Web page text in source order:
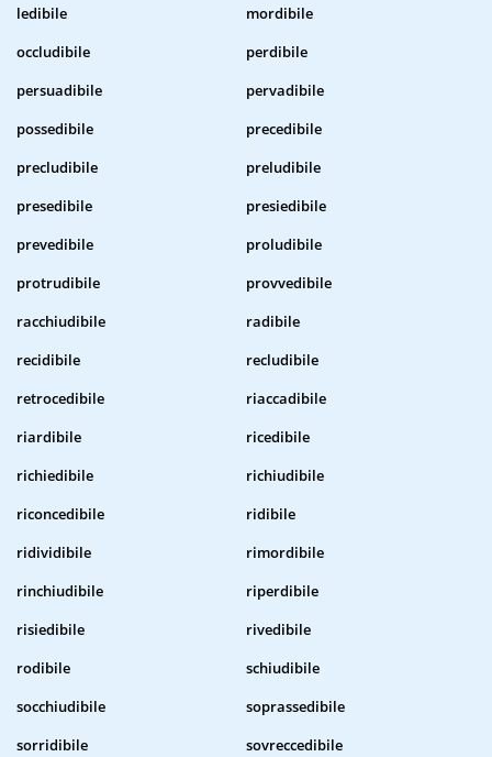
ledibile
mordibile
occludibile
perdibile
persuadibile
pervadibile
possedibile
precedibile
precludibile
preludibile
presedibile
presiedibile
prevedibile
proludibile
protrudibile
provvedibile
racchiudibile
radibile
recidibile
recludibile
retrocedibile
riaccadibile
riardibile
ricedibile
richiedibile
richiudibile
riconcedibile
ridibile
ridividibile
rimordibile
rinchiudibile
riperdibile
risiedibile
rivedibile
rodibile
schiudibile
socchiudibile
soprassedibile
sorridibile
sovreccedibile